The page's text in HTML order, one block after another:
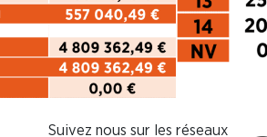
Suivez nous sur les réseaux